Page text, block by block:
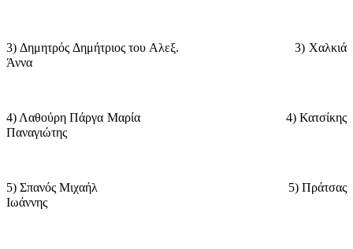
3) Δημητρός Δημήτριος του Αλεξ.
3) Χαλκιά
Άννα
4) Λαθούρη Πάργα Μαρία
4) Κατσίκης
Παναγιώτης
5) Σπανός Μιχαήλ
5) Πράτσας
Ιωάννης